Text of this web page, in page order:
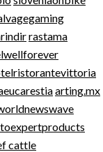
rastama
arting.mx
cattle